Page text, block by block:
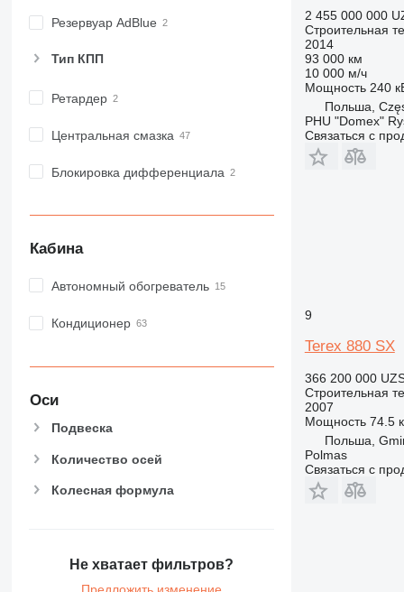
RM
Резервуар AdBlue
Тип КПП
Ретардер
Центральная смазка
Блокировка дифференциала
Кабина
Автономный обогреватель
Кондиционер
Оси
Подвеска
Количество осей
Колесная формула
Не хватает фильтров?
2 455 000 000
Строительная
2014
93 000 км
10 000 м/ч
Мощность 240
Польша,
PHU "Domex"
Связаться с
9
Terex 880 SX
366 200 000
Строительная
2007
Мощность 74.5
Польша,
Polmas
Связаться с